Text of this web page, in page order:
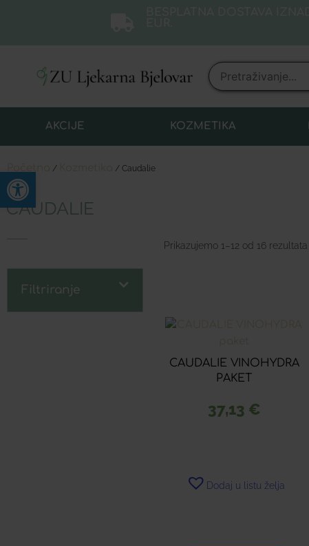
AKCIJE KOZMETIKA
/ / Caudalie
CAUDALIE
Filtriranje
Prikazujemo 1–12 od 16 rezultata
CAUDALIE VINOHYDRA
PAKET
37,13 €
Dodaj u listu želja
Open toolbar